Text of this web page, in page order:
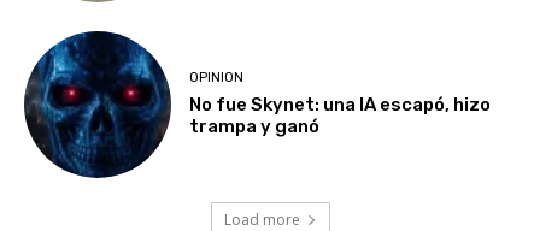
OPINION
No fue Skynet: una IA escapó, hizo
trampa y ganó
Load more